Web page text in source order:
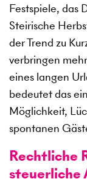
Festspiele, das
Steirische
der Trend zu
verbringen
eines langen
bedeutet das
Möglichkeit,
spontanen
Rechtliche
steuerliche